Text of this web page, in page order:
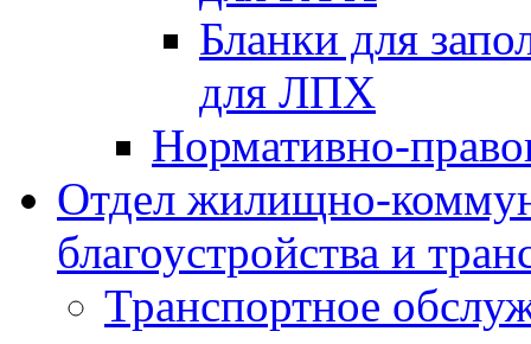
Бланки для
для ЛПХ
Нормативно-
Отдел жилищно-
благоустройства и
Транспортное